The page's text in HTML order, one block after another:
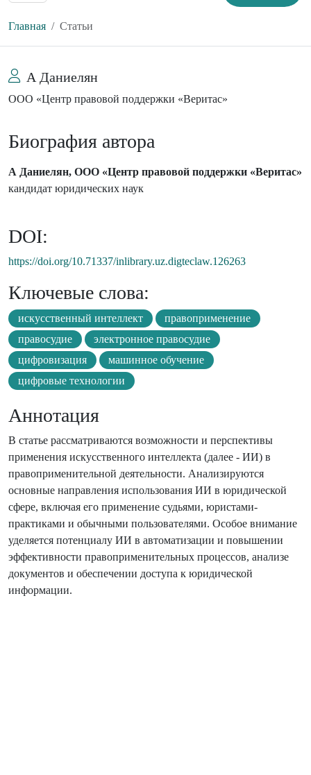
Главная Статьи
А Даниелян
ООО «Центр правовой поддержки «Веритас»
Биография автора
А Даниелян, ООО «Центр правовой поддержки «Веритас»
кандидат юридических наук
DOI:
https://doi.org/10.71337/inlibrary.uz.digteclaw.126263
Ключевые слова:
искусственный интеллект
правоприменение
правосудие
электронное правосудие
цифровизация
машинное обучение
цифровые технологии
Аннотация
В статье рассматриваются возможности и перспективы
применения искусственного интеллекта (далее - ИИ) в
правоприменительной деятельности. Анализируются
основные направления использования ИИ в юридической
сфере, включая его применение судьями, юристами-
практиками и обычными пользователями. Особое внимание
уделяется потенциалу ИИ в автоматизации и повышении
эффективности правоприменительных процессов, анализе
документов и обеспечении доступа к юридической
информации.